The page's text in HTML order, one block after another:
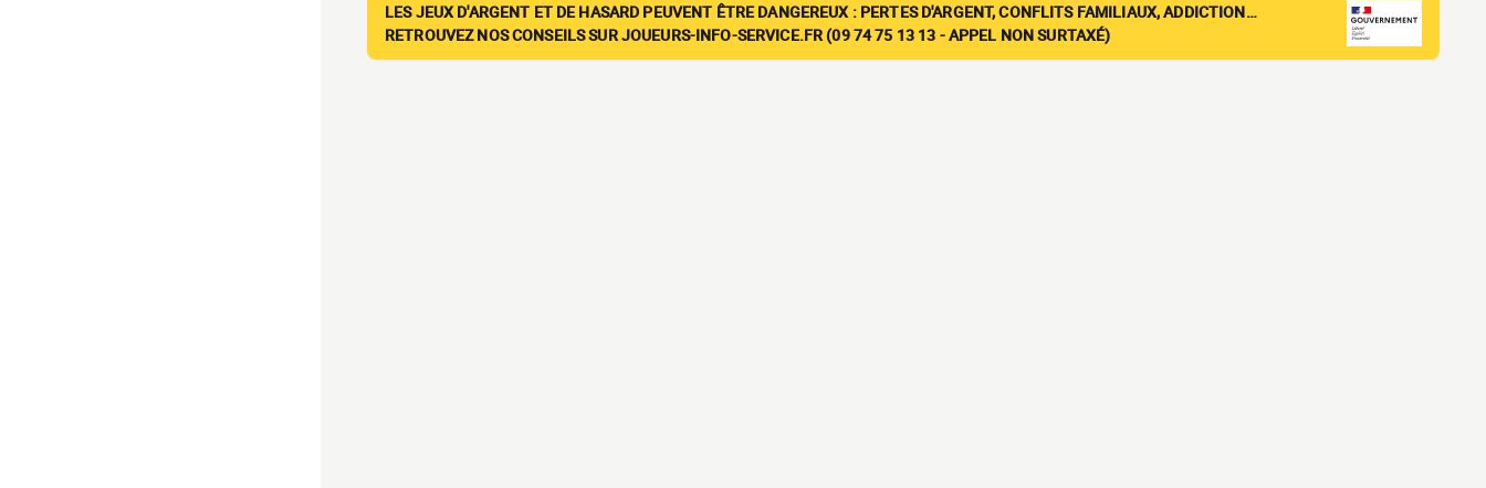
LES JEUX D'ARGENT ET DE HASARD PEUVENT ÊTRE DANGEREUX : PERTES D'ARGENT, CONFLITS FAMILIAUX, ADDICTION…
RETROUVEZ NOS CONSEILS SUR JOUEURS-INFO-SERVICE.FR (09 74 75 13 13 - APPEL NON SURTAXÉ)